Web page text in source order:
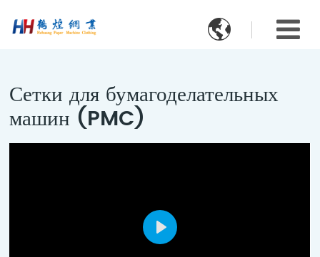

Сетки для бумагоделательных
машин (PMC)
Play